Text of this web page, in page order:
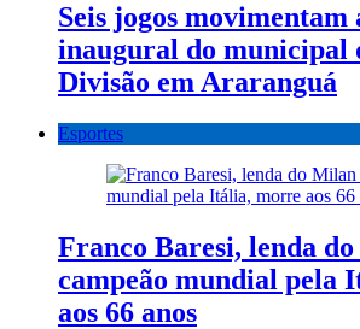
Seis jogos movimentam
inaugural do municipal
Divisão em Araranguá
Esportes
Franco Baresi, lenda
campeão mundial pela
aos 66 anos